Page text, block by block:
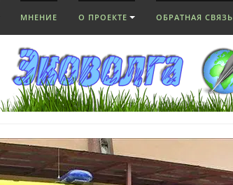
МНЕНИЕ О ПРОЕКТЕ ОБРАТНАЯ СВЯЗЬ